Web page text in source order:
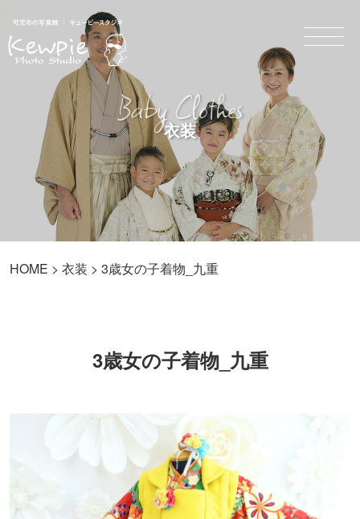
Baby Clothes
衣装
HOME > 衣装 > 3歳女の子着物_九重
3歳女の子着物_九重